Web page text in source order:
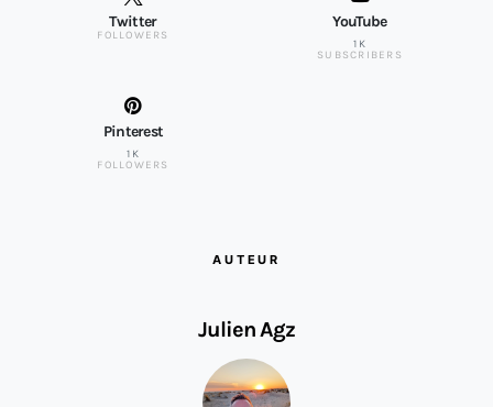
Twitter
FOLLOWERS
YouTube
1K
SUBSCRIBERS
Pinterest
1K
FOLLOWERS
AUTEUR
Julien Agz